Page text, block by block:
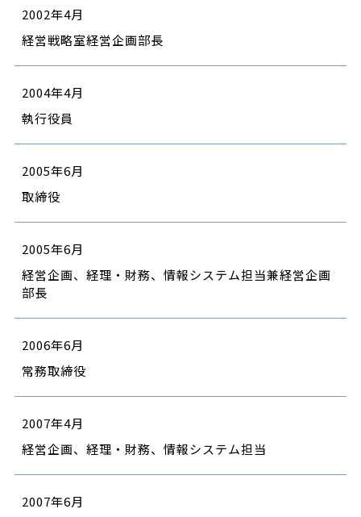
2002年4月
経営戦略室経営企画部長
2004年4月
執行役員
2005年6月
取締役
2005年6月
経営企画、経理・財務、情報システム担当兼経営企画
部長
2006年6月
常務取締役
2007年4月
経営企画、経理・財務、情報システム担当
2007年6月